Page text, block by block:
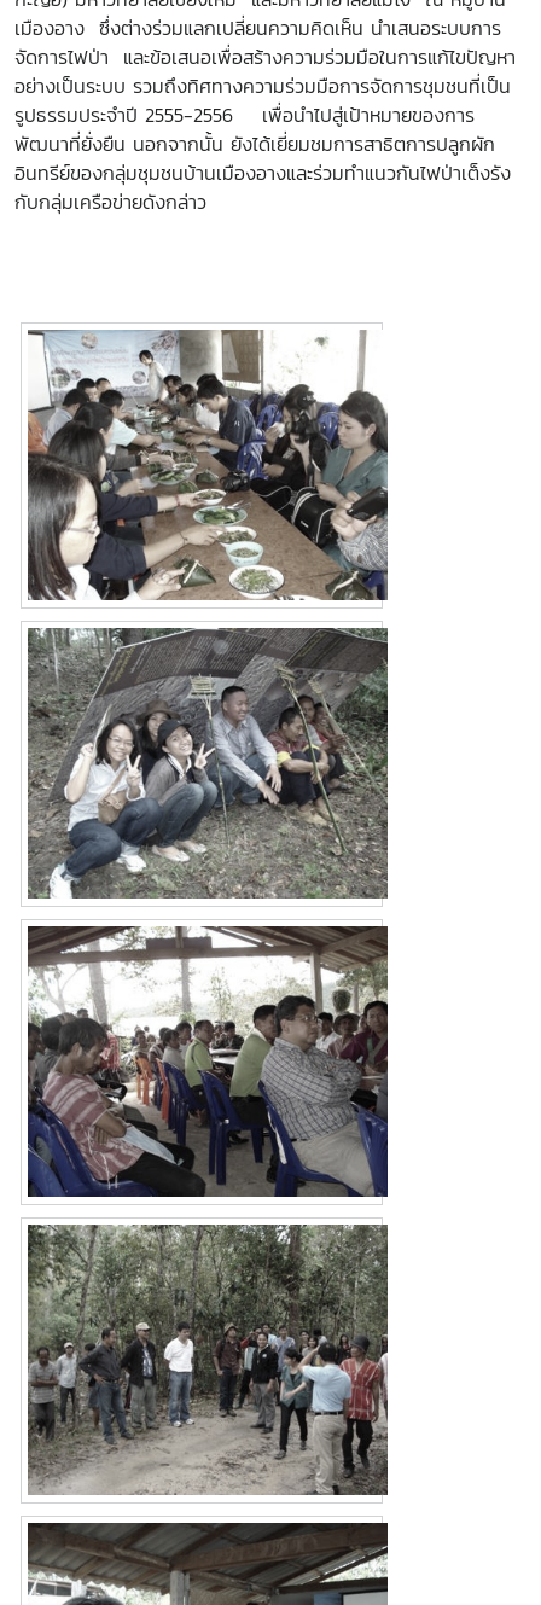
เมืองอาง ซึ่งต่างร่วมแลกเปลี่ยนความคิดเห็น นำเสนอระบบการ
จัดการไฟป่า และข้อเสนอเพื่อสร้างความร่วมมือในการแก้ไขปัญหา
อย่างเป็นระบบ รวมถึงทิศทางความร่วมมือการจัดการชุมชนที่เป็น
รูปธรรมประจำปี 2555-2556 เพื่อนำไปสู่เป้าหมายของการ
พัฒนาที่ยั่งยืน นอกจากนั้น ยังได้เยี่ยมชมการสาธิตการปลูกผัก
อินทรีย์ของกลุ่มชุมชนบ้านเมืองอางและร่วมทำแนวกันไฟป่าเต็งรัง
กับกลุ่มเครือข่ายดังกล่าว